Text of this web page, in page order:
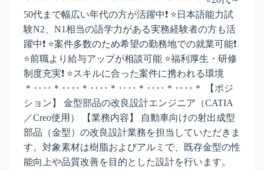
50代まで幅広い年代の方が活躍中❗ ⭐日本語能力試
験N2、N1相当の語学力がある実務経験者の方も活
躍中❗ ⭐案件多数のため希望の勤務地での就業可能❗
⭐前職より給与アップが相談可能 ⭐福利厚生・研修
制度充実❗ ⭐スキルに合った案件に携われる環境
＊‥‥＊‥‥＊‥‥＊‥‥＊‥‥＊‥‥＊ 【ポジ
ション】 金型部品の改良設計エンジニア（CATIA
／Creo使用） 【業務内容】 自動車向けの射出成型
部品（金型）の改良設計業務を担当していただきま
す。対象素材は樹脂およびアルミで、既存金型の性
能向上や品質改善を目的とした設計を行います。